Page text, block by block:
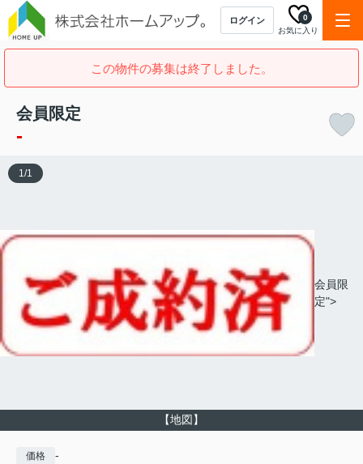
ログイン
お気に入り
0
この物件の募集は終了しました。
会員限定
-
会員限
定">
【地図】
1/1
価格 -